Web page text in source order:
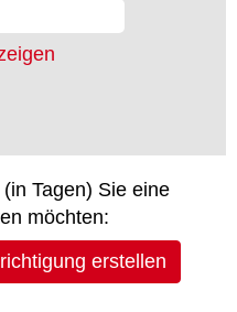
Tagen) Sie eine
möchten:
erstellen